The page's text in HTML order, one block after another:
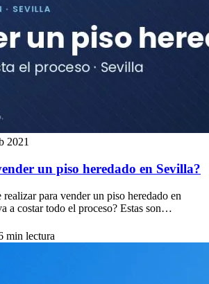
2021
un piso heredado en Sevilla?
realizar para vender un piso heredado en
a costar todo el proceso? Estas son…
min lectura